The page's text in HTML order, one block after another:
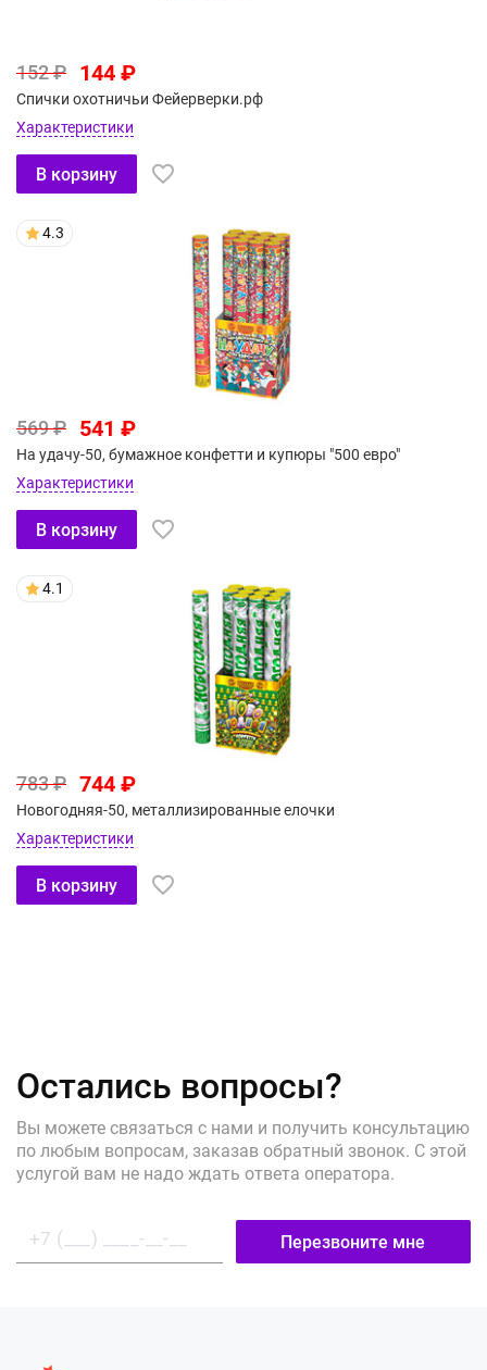
152 ₽ 144 ₽
Спички охотничьи Фейерверки.рф
Характеристики
В корзину
4.3
569 ₽ 541 ₽
На удачу-50, бумажное конфетти и купюры "500 евро"
Характеристики
В корзину
4.1
783 ₽ 744 ₽
Новогодняя-50, металлизированные елочки
Характеристики
В корзину
Остались вопросы?
Вы можете связаться с нами и получить консультацию
по любым вопросам, заказав обратный звонок. С этой
услугой вам не надо ждать ответа оператора.
Перезвоните мне